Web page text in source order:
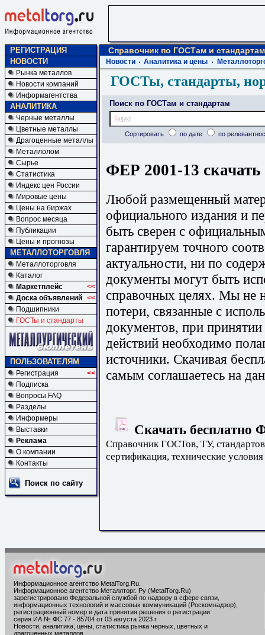
РЕГИСТРАЦИЯ
НОВОСТИ
Рынка металлов
Новости компаний
Информагентства
АНАЛИТИКА
Черные металлы
Цветные металлы
Драгоценные металлы
Металлолом
Сырье
Статистика
Индекс цен России
Мировые цены
Цены на биржах
Вопрос месяца
Публикации
Цены и прогнозы
МЕТАЛЛОТОРГОВЛЯ
Металлоторговля
Каталог
Маркетплейс
<<
Доска объявлений <<
Подшипники
ГОСТы и стандарты
ПОЛЬЗОВАТЕЛЯМ
Регистрация
<<
Подписка
Вопросы FAQ
Разделы
Информеры
Выставки
Реклама
О компании
Контакты
Поиск по сайту
Справочник по ГОСТам и стандартам
Новости Аналитика и цены
ГОСТы, стандарты,
Поиск по ГОСТам и стандартам
Сортировать по дате по
ФЕР 2001-13 скачать
Любой размещенный
официального издания и
быть сверен с
гарантируем точного
актуальности, ни по
документы могут быть
справочных целях. Мы не
потери, связанные с
документов, при
действий необходимо
источники. Скачивая
самым соглашаетесь на
Скачать бесплатно
Справочник ГОСТов, ТУ,
сертификация, технические условия
Информационное агентство MetalTorg.Ru
Информационное агентство Металлторг. Ру (MetalTorg.Ru)
зарегистрировано Федеральной службой по надзору в сфере связи,
информационных технологий и массовых коммуникаций (Роскомнадзор),
регистрационный номер и дата принятия решения о регистрации:
серия ИА № ФС 77 - 85704 от 03 августа 2023 г.
Новости, аналитика, цены, статистика рынка черных, цветных и
драгоценных металлов.